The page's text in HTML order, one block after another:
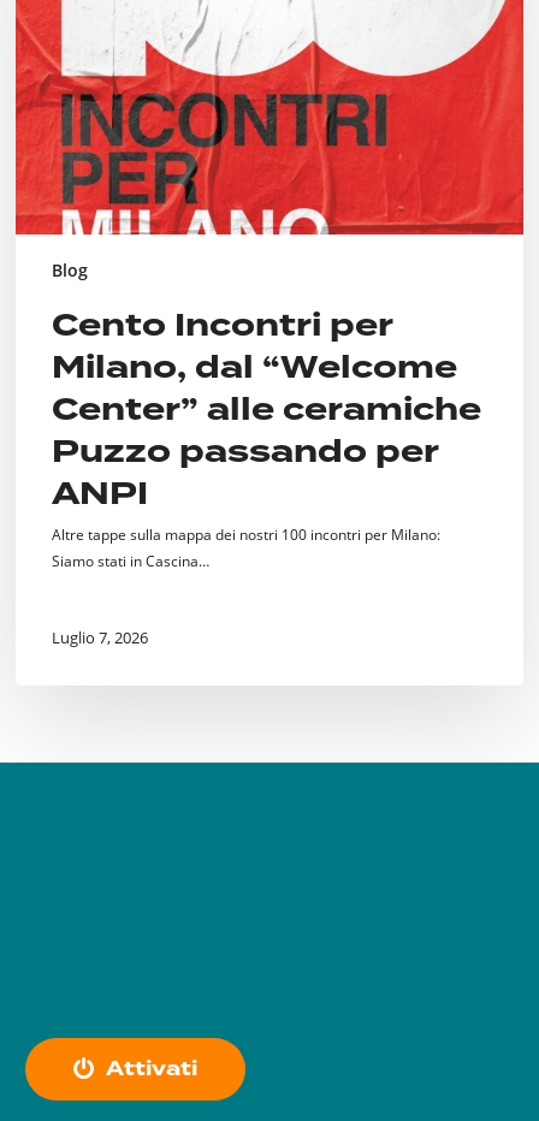
Blog
dal
“Welcome
Center”
alle
ceramiche
Puzzo
passando
ANPI
Cento Incontri per
Milano, dal “Welcome
Center” alle ceramiche
Puzzo passando per
ANPI
Altre tappe sulla mappa dei nostri 100 incontri per Milano:
Siamo stati in Cascina…
Luglio 7, 2026
Attivati